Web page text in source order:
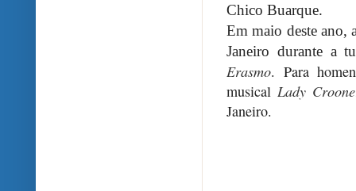
Chico Buarque.
Em maio deste ano,
Janeiro durante a
Erasmo. Para
musical Lady
Janeiro.